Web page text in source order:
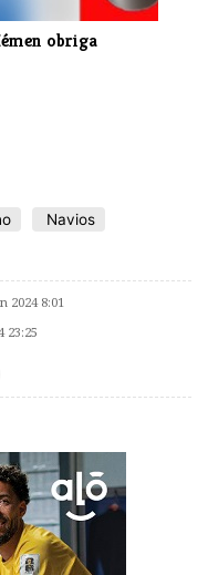
obriga
Navios
2024 8:01
23:25